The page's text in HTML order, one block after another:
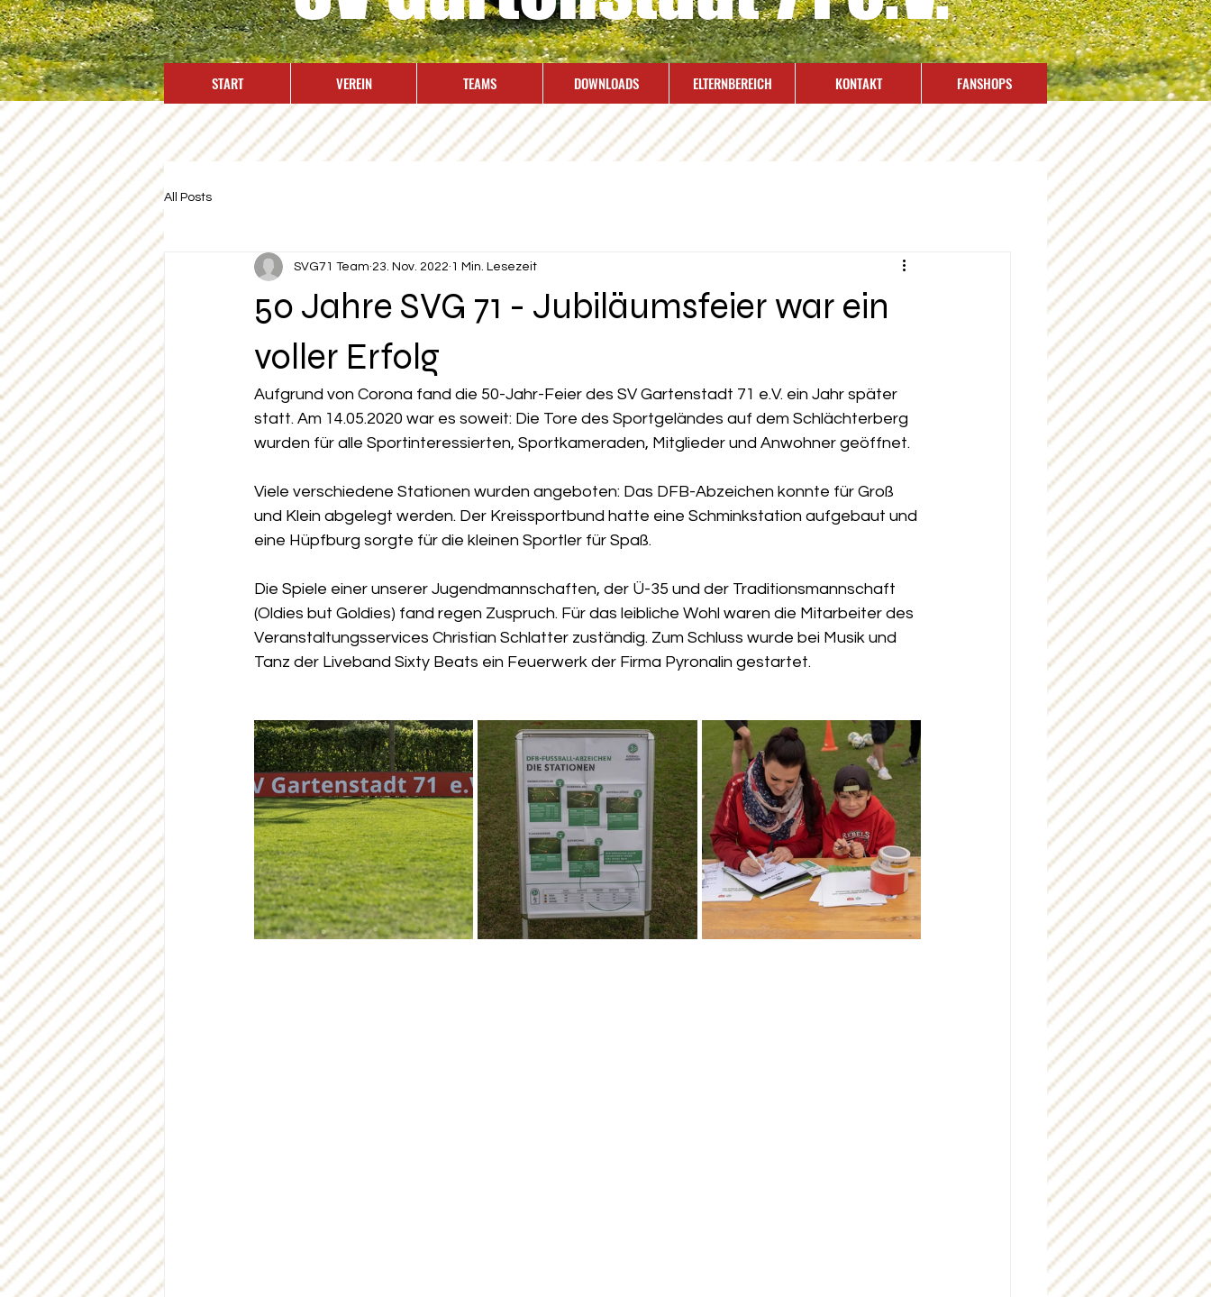
START VEREIN TEAMS DOWNLOADS ELTERNBEREICH KONTAKT FANSHOPS
All Posts
50 Jahre SVG 71 - Jubiläumsfeier war ein
voller Erfolg
SVG71 Team 23. Nov. 2022 1 Min. Lesezeit
Aufgrund von Corona fand die 50-Jahr-Feier des SV Gartenstadt 71 e.V. ein Jahr später
statt. Am 14.05.2020 war es soweit: Die Tore des Sportgeländes auf dem Schlächterberg
wurden für alle Sportinteressierten, Sportkameraden, Mitglieder und Anwohner geöffnet.
Viele verschiedene Stationen wurden angeboten: Das DFB-Abzeichen konnte für Groß
und Klein abgelegt werden. Der Kreissportbund hatte eine Schminkstation aufgebaut und
eine Hüpfburg sorgte für die kleinen Sportler für Spaß.
Die Spiele einer unserer Jugendmannschaften, der Ü-35 und der Traditionsmannschaft
(Oldies but Goldies) fand regen Zuspruch. Für das leibliche Wohl waren die Mitarbeiter des
Veranstaltungsservices Christian Schlatter zuständig. Zum Schluss wurde bei Musik und
Tanz der Liveband Sixty Beats ein Feuerwerk der Firma Pyronalin gestartet.